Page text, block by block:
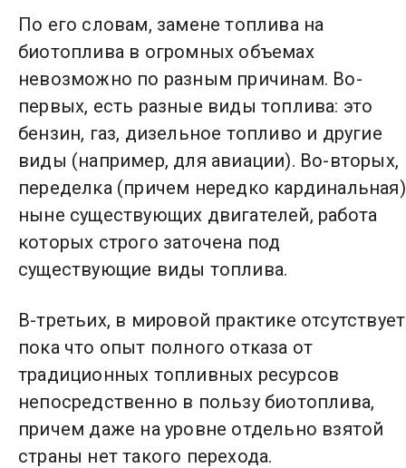
По его словам, замене топлива на
биотоплива в огромных объемах
невозможно по разным причинам. Во-
первых, есть разные виды топлива: это
бензин, газ, дизельное топливо и другие
виды (например, для авиации). Во-вторых,
переделка (причем нередко кардинальная)
ныне существующих двигателей, работа
которых строго заточена под
существующие виды топлива.
В-третьих, в мировой практике отсутствует
пока что опыт полного отказа от
традиционных топливных ресурсов
непосредственно в пользу биотоплива,
причем даже на уровне отдельно взятой
страны нет такого перехода.